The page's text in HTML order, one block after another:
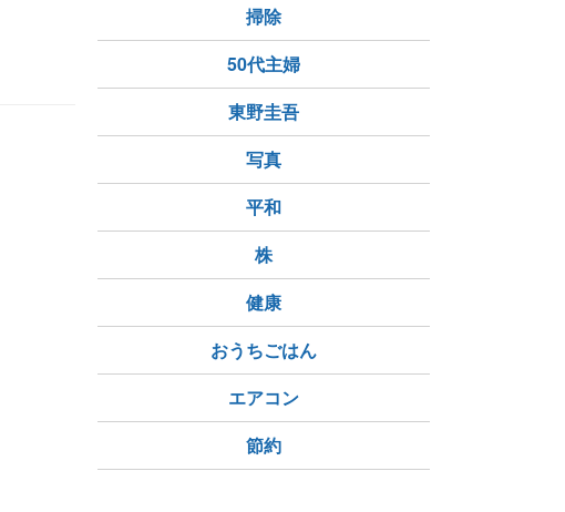
掃除
50代主婦
東野圭吾
写真
平和
株
健康
おうちごはん
エアコン
節約